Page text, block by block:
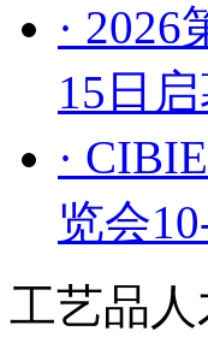
·
15日
·
览会
工艺品